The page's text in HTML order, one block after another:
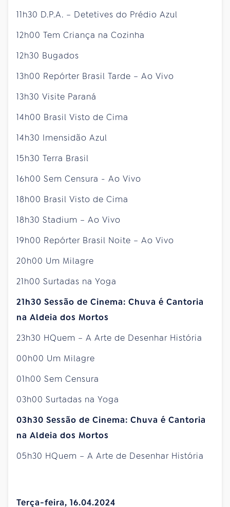
11h30 D.P.A. – Detetives do Prédio Azul
12h00 Tem Criança na Cozinha
12h30 Bugados
13h00 Repórter Brasil Tarde – Ao Vivo
13h30 Visite Paraná
14h00 Brasil Visto de Cima
14h30 Imensidão Azul
15h30 Terra Brasil
16h00 Sem Censura - Ao Vivo
18h00 Brasil Visto de Cima
18h30 Stadium – Ao Vivo
19h00 Repórter Brasil Noite – Ao Vivo
20h00 Um Milagre
21h00 Surtadas na Yoga
21h30 Sessão de Cinema: Chuva é Cantoria
na Aldeia dos Mortos
23h30 HQuem – A Arte de Desenhar História
00h00 Um Milagre
01h00 Sem Censura
03h00 Surtadas na Yoga
03h30 Sessão de Cinema: Chuva é Cantoria
na Aldeia dos Mortos
05h30 HQuem – A Arte de Desenhar História
Terça-feira, 16.04.2024